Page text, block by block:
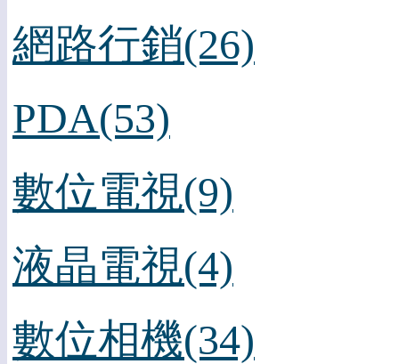
網路行銷(26)
PDA(53)
數位電視(9)
液晶電視(4)
數位相機(34)